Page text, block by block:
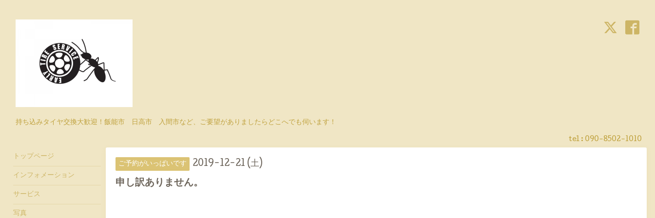
持ち込みタイヤ交換大歓迎！飯能市 日高市 入間市など、ご要望がありましたらどこへでも伺います！
tel : 090-8502-1010
ご予約がいっぱいです 2019-12-21 (土)
申し訳ありません。
トップページ
インフォメーション
サービス
写真